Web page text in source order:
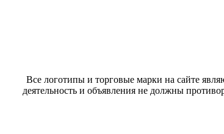
Все логотипы и торговые марки на сайте
деятельность и объявления не должны